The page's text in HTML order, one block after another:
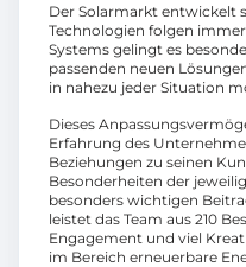
Der Solarmarkt entwickelt
Technologien folgen
Systems gelingt es
passenden neuen
in nahezu jeder Situation
Dieses
Erfahrung des
Beziehungen zu seinen
Besonderheiten der
besonders wichtigen
leistet das Team aus 210
Engagement und viel
im Bereich erneuerbare